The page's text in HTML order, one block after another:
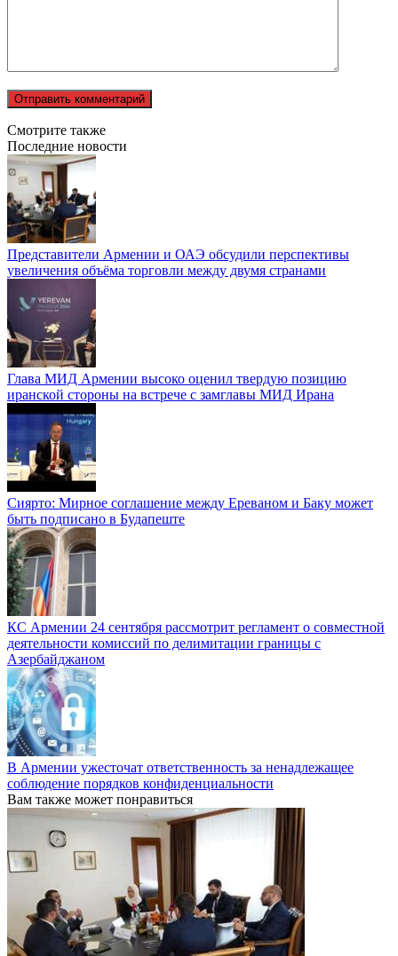
Смотрите также
Последние новости
Представители Армении и ОАЭ обсудили перспективы
увеличения объёма торговли между двумя странами
Глава МИД Армении высоко оценил твердую позицию
иранской стороны на встрече с замглавы МИД Ирана
Сиярто: Мирное соглашение между Ереваном и Баку может
быть подписано в Будапеште
КС Армении 24 сентября рассмотрит регламент о совместной
деятельности комиссий по делимитации границы с
Азербайджаном
В Армении ужесточат ответственность за ненадлежащее
соблюдение порядков конфиденциальности
Вам также может понравиться